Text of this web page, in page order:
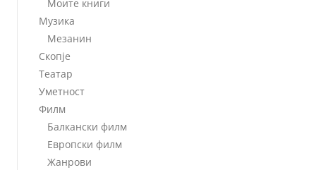
Моите книги
Музика
Мезанин
Скопје
Театар
Уметност
Филм
Балкански филм
Европски филм
Жанрови